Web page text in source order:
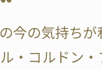
の気持ちが
・コルドン